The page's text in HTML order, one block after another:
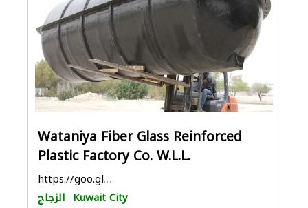
Wataniya Fiber Glass Reinforced
Plastic Factory Co. W.L.L.
https://goo.gl/maps/WY8iAffYjp2jgAGGA
الزجاج Kuwait City